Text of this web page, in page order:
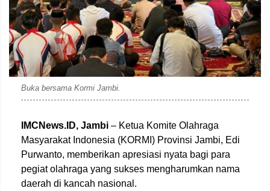
Buka bersama Kormi Jambi.
IMCNews.ID, Jambi – Ketua Komite Olahraga
Masyarakat Indonesia (KORMI) Provinsi Jambi, Edi
Purwanto, memberikan apresiasi nyata bagi para
pegiat olahraga yang sukses mengharumkan nama
daerah di kancah nasional.